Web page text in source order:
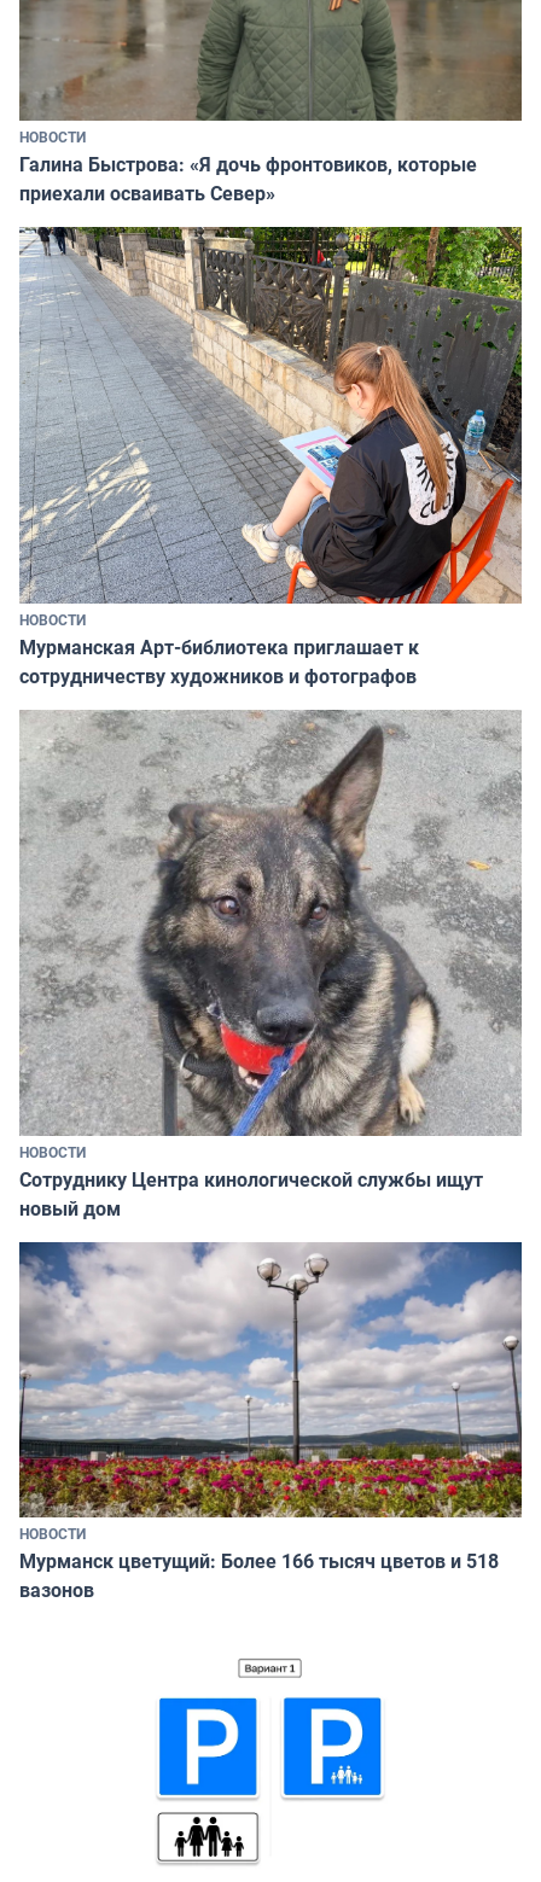
НОВОСТИ
Галина Быстрова: «Я дочь фронтовиков, которые
приехали осваивать Север»
НОВОСТИ
Мурманская Арт-библиотека приглашает к
сотрудничеству художников и фотографов
НОВОСТИ
Сотруднику Центра кинологической службы ищут
новый дом
НОВОСТИ
Мурманск цветущий: Более 166 тысяч цветов и 518
вазонов